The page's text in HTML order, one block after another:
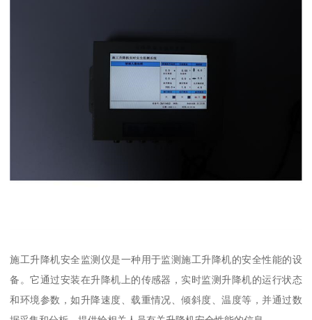
施工升降机安全监测仪是一种用于监测施工升降机的安全性能的设
备。它通过安装在升降机上的传感器，实时监测升降机的运行状态
和环境参数，如升降速度、载重情况、倾斜度、温度等，并通过数